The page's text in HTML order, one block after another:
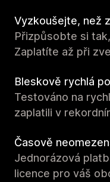
Vyzkoušejte, než
Přizpůsobte si
Zaplatíte až při
Bleskově rychlá
Testováno na
zaplatili v
Časově
Jednorázová
licence pro váš